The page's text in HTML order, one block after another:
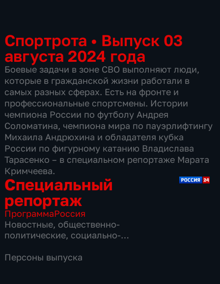
Спортрота • Выпуск 03
августа 2024 года
Боевые задачи в зоне СВО выполняют люди,
которые в гражданской жизни работали в
самых разных сферах. Есть на фронте и
профессиональные спортсмены. Истории
чемпиона России по футболу Андрея
Соломатина, чемпиона мира по пауэрлифтингу
Михаила Андрюхина и обладателя кубка
России по фигурному катанию Владислава
Тарасенко – в специальном репортаже Марата
Кримчеева.
Специальный
репортаж
ПрограммаРоссия
Новостные, общественно-
политические, социально-
16 сезонов, 3864 выпуска
Персоны выпуска